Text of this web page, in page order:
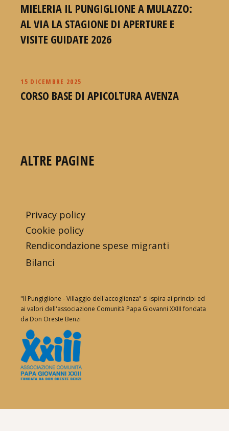
MIELERIA IL PUNGIGLIONE A MULAZZO:
AL VIA LA STAGIONE DI APERTURE E
VISITE GUIDATE 2026
15 DICEMBRE 2025
CORSO BASE DI APICOLTURA AVENZA
ALTRE PAGINE
Privacy policy
Cookie policy
Rendicondazione spese migranti
Bilanci
"Il Pungiglione - Villaggio dell'accoglienza" si ispira ai principi ed
ai valori dell'associazione Comunità Papa Giovanni XXIII fondata
da Don Oreste Benzi